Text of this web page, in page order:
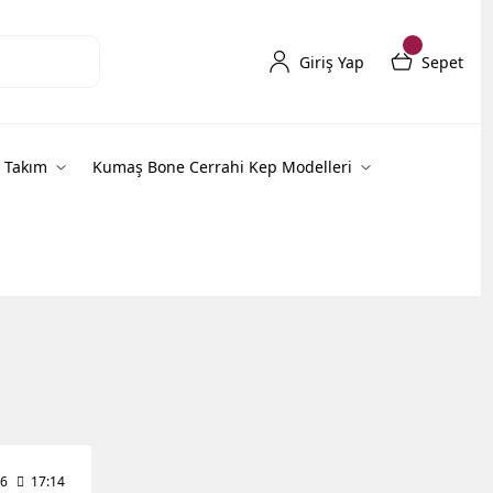
Giriş Yap Sepet
Kumaş Bone Cerrahi Kep Modelleri
17:14